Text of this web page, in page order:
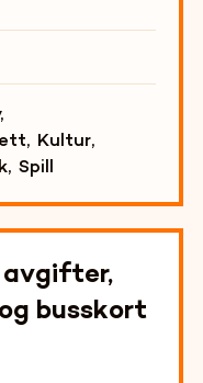
,
, Kultur,
, Spill
avgifter,
busskort